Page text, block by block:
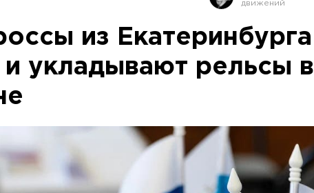
из Екатеринбурга
укладывают рельсы в